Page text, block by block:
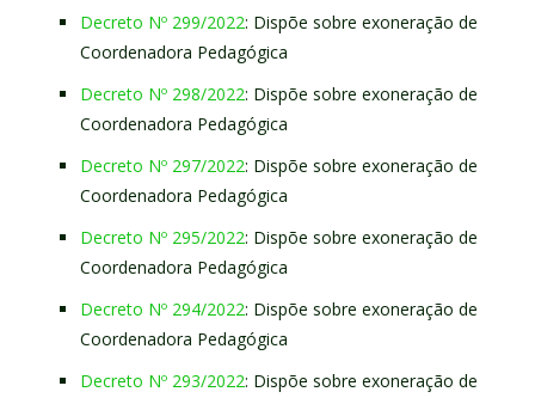
Decreto Nº 299/2022: Dispõe sobre exoneração de
Coordenadora Pedagógica
Decreto Nº 298/2022: Dispõe sobre exoneração de
Coordenadora Pedagógica
Decreto Nº 297/2022: Dispõe sobre exoneração de
Coordenadora Pedagógica
Decreto Nº 295/2022: Dispõe sobre exoneração de
Coordenadora Pedagógica
Decreto Nº 294/2022: Dispõe sobre exoneração de
Coordenadora Pedagógica
Decreto Nº 293/2022: Dispõe sobre exoneração de